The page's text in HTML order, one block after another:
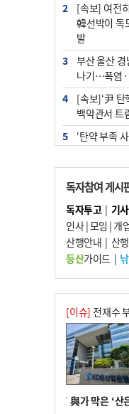
2
[속보] 여전
韓선박이 독
발
3
부산 울산
나기…폭염·
4
[속보]‘尹 탄
백악관서 트
5
‘탄약 부족
전주보다 3
7
노후 상수도
여 가구 6시
8
[속보] ‘심판
과…“현재는
10 서울 중랑구
사망
독자참여 게시
독자투고| 기
인사|모임 | 개
산행안내 | 산
등산가이드|
[이슈] 전재수